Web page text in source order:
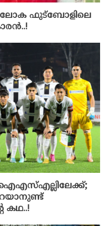
ഫുട്ബോളിലെ
ഐഎസ്എല്ലിലേക്ക്;
കഥ..!